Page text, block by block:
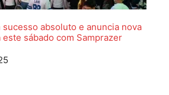
absoluto e anuncia nova
este sábado com Samprazer